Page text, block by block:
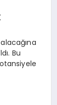
Bu